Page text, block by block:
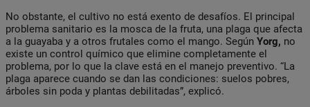
No obstante, el cultivo no está exento de desafíos. El principal
problema sanitario es la mosca de la fruta, una plaga que afecta
a la guayaba y a otros frutales como el mango. Según Yorg, no
existe un control químico que elimine completamente el
problema, por lo que la clave está en el manejo preventivo. “La
plaga aparece cuando se dan las condiciones: suelos pobres,
árboles sin poda y plantas debilitadas”, explicó.